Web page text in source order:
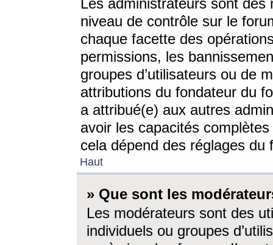
Les administrateurs sont
niveau de contrôle sur le
chaque facette des
permissions, les
groupes d’utilisateurs ou de
attributions du fondateur du
a attribué(e) aux autres
avoir les capacités
cela dépend des réglages du
Haut
» Que sont les
Les modérateurs sont des
individuels ou groupes